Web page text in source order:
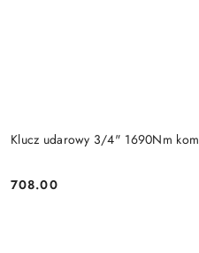
Klucz udarowy 3/4" 1690Nm
Cena:
708.00